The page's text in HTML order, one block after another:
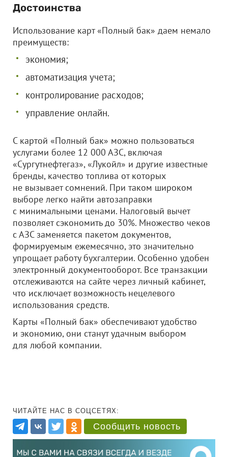
Достоинства
Использование карт «Полный бак» даем немало
преимуществ:
экономия;
автоматизация учета;
контролирование расходов;
управление онлайн.
С картой «Полный бак» можно пользоваться
услугами более 12 000 АЗС, включая
«Сургутнефтегаз», «Лукойл» и другие известные
бренды, качество топлива от которых
не вызывает сомнений. При таком широком
выборе легко найти автозаправки
с минимальными ценами. Налоговый вычет
позволяет сэкономить до 30%. Множество чеков
с АЗС заменяется пакетом документов,
формируемым ежемесячно, это значительно
упрощает работу бухгалтерии. Особенно удобен
электронный документооборот. Все транзакции
отслеживаются на сайте через личный кабинет,
что исключает возможность нецелевого
использования средств.
Карты «Полный бак» обеспечивают удобство
и экономию, они станут удачным выбором
для любой компании.
ЧИТАЙТЕ НАС В СОЦСЕТЯХ:
Сообщить новость